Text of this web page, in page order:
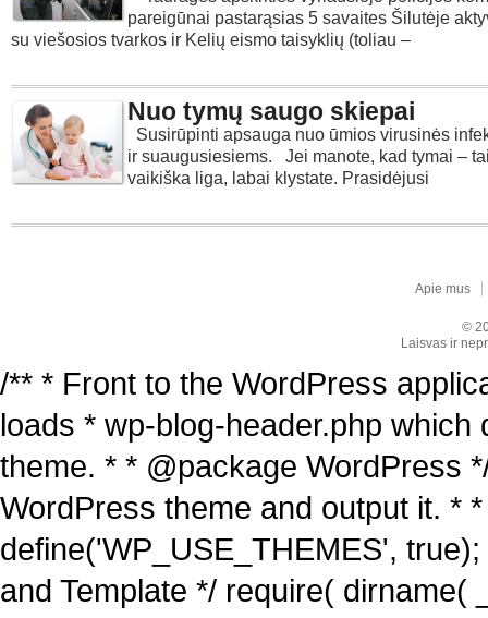
pareigūnai pastarąsias 5 savaites Šilutėje
su viešosios tvarkos ir Kelių eismo taisyklių (toliau –
Nuo tymų saugo skiepai
Susirūpinti apsauga nuo ūmios virusinės
ir suaugusiesiems. Jei manote, kad tymai –
vaikiška liga, labai klystate. Prasidėjusi
Apie mus
©
Laisvas ir
/** * Front to the WordPress
loads * wp-blog-header.php
theme. * * @package WordPress
WordPress theme and output it. *
define('WP_USE_THEMES',
and Template */ require( dirname(